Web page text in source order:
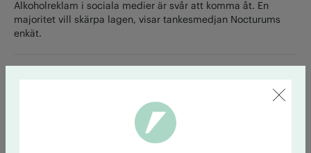
Alkoholreklam i sociala medier är svår att komma åt. En
majoritet vill skärpa lagen, visar tankesmedjan Nocturums
enkät.
Ett glas om dagen ökar risken för
Även låg alkoholkonsumtion ökar risken för
cancer, visar ny amerikansk forskning.